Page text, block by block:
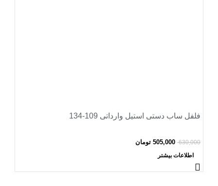
فلفل ساب دستی استیل وارداتی 109-134
630,000
505,000 تومان
اطلاعات بیشتر